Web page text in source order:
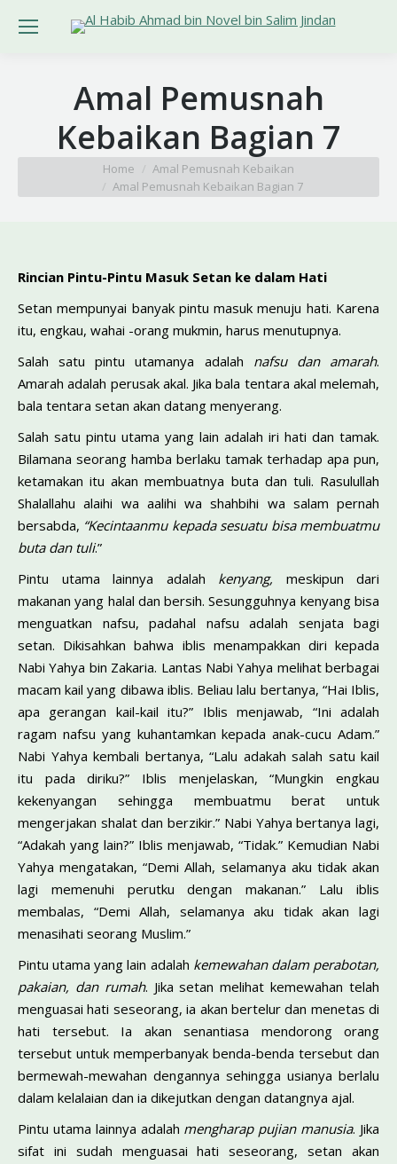
Amal Pemusnah
Kebaikan Bagian 7
Home
Amal Pemusnah Kebaikan
Amal Pemusnah Kebaikan Bagian 7
Rincian Pintu-Pintu Masuk Setan ke dalam Hati
Setan mempunyai banyak pintu masuk menuju hati. Karena
itu, engkau, wahai -orang mukmin, harus menutupnya.
Salah satu pintu utamanya adalah nafsu dan amarah.
Amarah adalah perusak akal. Jika bala tentara akal melemah,
bala tentara setan akan datang menyerang.
Salah satu pintu utama yang lain adalah iri hati dan tamak.
Bilamana seorang hamba berlaku tamak terhadap apa pun,
ketamakan itu akan membuatnya buta dan tuli. Rasulullah
Shalallahu alaihi wa aalihi wa shahbihi wa salam pernah
bersabda, “Kecintaanmu kepada sesuatu bisa membuatmu
buta dan tuli.”
Pintu utama lainnya adalah kenyang, meskipun dari
makanan yang halal dan bersih. Sesungguhnya kenyang bisa
menguatkan nafsu, padahal nafsu adalah senjata bagi
setan. Dikisahkan bahwa iblis menampakkan diri kepada
Nabi Yahya bin Zakaria. Lantas Nabi Yahya melihat berbagai
macam kail yang dibawa iblis. Beliau lalu bertanya, “Hai Iblis,
apa gerangan kail-kail itu?” Iblis menjawab, “Ini adalah
ragam nafsu yang kuhantamkan kepada anak-cucu Adam.”
Nabi Yahya kembali bertanya, “Lalu adakah salah satu kail
itu pada diriku?” Iblis menjelaskan, “Mungkin engkau
kekenyangan sehingga membuatmu berat untuk
mengerjakan shalat dan berzikir.” Nabi Yahya bertanya lagi,
“Adakah yang lain?” Iblis menjawab, “Tidak.” Kemudian Nabi
Yahya mengatakan, “Demi Allah, selamanya aku tidak akan
lagi memenuhi perutku dengan makanan.” Lalu iblis
membalas, “Demi Allah, selamanya aku tidak akan lagi
menasihati seorang Muslim.”
Pintu utama yang lain adalah kemewahan dalam perabotan,
pakaian, dan rumah. Jika setan melihat kemewahan telah
menguasai hati seseorang, ia akan bertelur dan menetas di
hati tersebut. Ia akan senantiasa mendorong orang
tersebut untuk memperbanyak benda-benda tersebut dan
bermewah-mewahan dengannya sehingga usianya berlalu
dalam kelalaian dan ia dikejutkan dengan datangnya ajal.
Pintu utama lainnya adalah mengharap pujian manusia. Jika
sifat ini sudah menguasai hati seseorang, setan akan